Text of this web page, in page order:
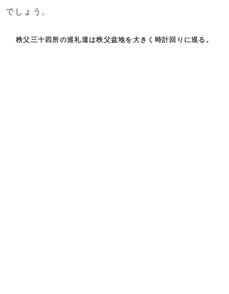
でしょう。
秩父三十四所の巡礼道は秩父盆地を大きく時計回りに巡る。